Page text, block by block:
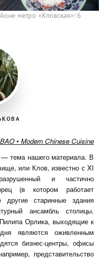
метро «Кловская»: 6
BAO • Modern Chinese Cuisine
— тема нашего материала. В
или Клов, известно с XI
и частично
(в котором работает
старинные здания
ансамбль столицы.
Орлика, выходящие к
являются оживленным
бизнес-центры, офисы
представительство